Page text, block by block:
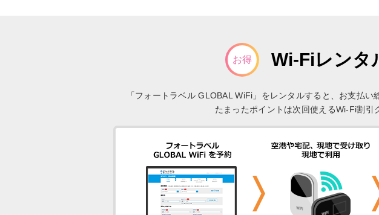
お得 Wi-Fiレンタ
「フォートラベル GLOBAL WiFi」をレンタルすると、お支払
たまったポイントは次回使えるWi-Fi割引